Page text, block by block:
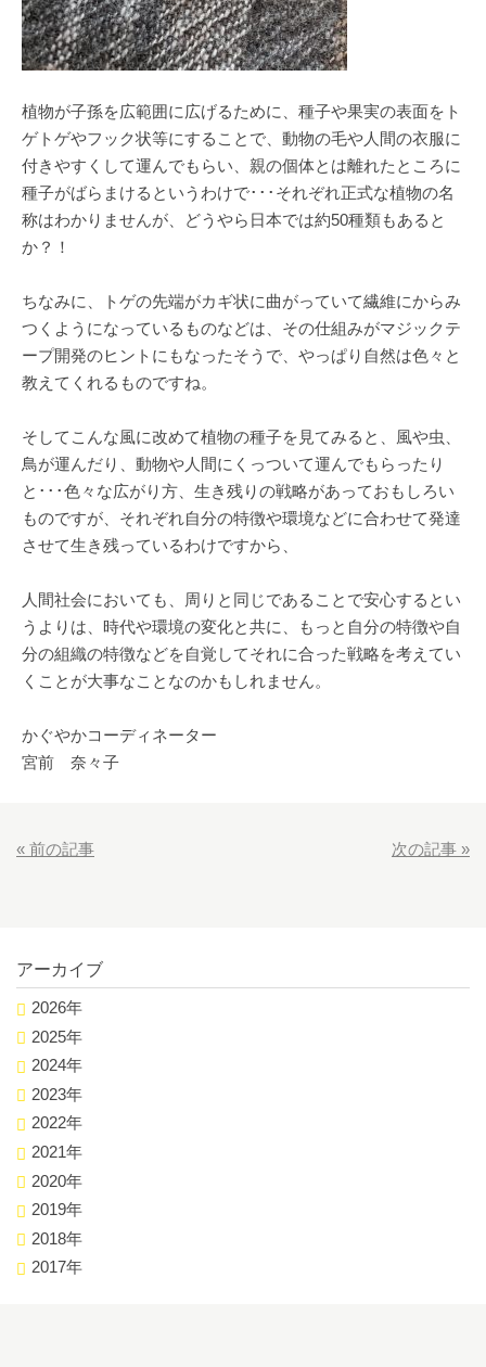
植物が子孫を広範囲に広げるために、種子や果実の表面をト
ゲトゲやフック状等にすることで、動物の毛や人間の衣服に
付きやすくして運んでもらい、親の個体とは離れたところに
種子がばらまけるというわけで･･･それぞれ正式な植物の名
称はわかりませんが、どうやら日本では約50種類もあると
か？！
ちなみに、トゲの先端がカギ状に曲がっていて繊維にからみ
つくようになっているものなどは、その仕組みがマジックテ
ープ開発のヒントにもなったそうで、やっぱり自然は色々と
教えてくれるものですね。
そしてこんな風に改めて植物の種子を見てみると、風や虫、
鳥が運んだり、動物や人間にくっついて運んでもらったり
と･･･色々な広がり方、生き残りの戦略があっておもしろい
ものですが、それぞれ自分の特徴や環境などに合わせて発達
させて生き残っているわけですから、
人間社会においても、周りと同じであることで安心するとい
うよりは、時代や環境の変化と共に、もっと自分の特徴や自
分の組織の特徴などを自覚してそれに合った戦略を考えてい
くことが大事なことなのかもしれません。
かぐやかコーディネーター
宮前 奈々子
« 前の記事 次の記事 »
アーカイブ
2026年
2025年
2024年
2023年
2022年
2021年
2020年
2019年
2018年
2017年